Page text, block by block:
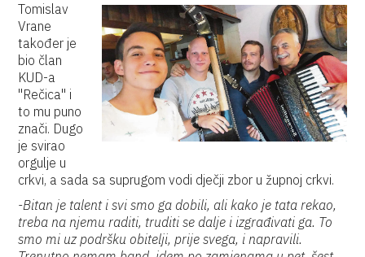
Tomislav
Vrane
također je
bio član
KUD-a
"Rečica" i
to mu puno
znači. Dugo
je svirao
orgulje u
crkvi, a sada sa suprugom vodi dječji zbor u župnoj crkvi.
-Bitan je talent i svi smo ga dobili, ali kako je tata rekao,
treba na njemu raditi, truditi se dalje i izgrađivati ga. To
smo mi uz podršku obitelji, prije svega, i napravili.